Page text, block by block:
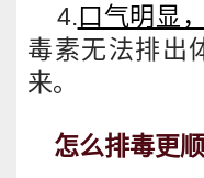
4.口气明显
毒素无法排出
来。
怎么排毒更